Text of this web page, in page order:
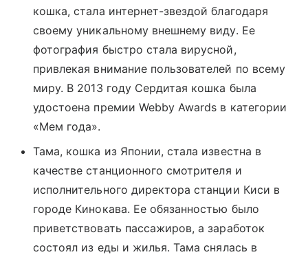
кошка, стала интернет-звездой благодаря
своему уникальному внешнему виду. Ее
фотография быстро стала вирусной,
привлекая внимание пользователей по всему
миру. В 2013 году Сердитая кошка была
удостоена премии Webby Awards в категории
«Мем года».
Тама, кошка из Японии, стала известна в
качестве станционногосмотрителя и
исполнительного директора станции Киси в
городе Кинокава. Ее обязанностью было
приветствовать пассажиров, а заработок
состоял из еды и жилья. Тама снялась в